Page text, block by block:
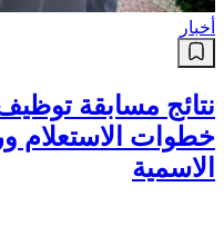
أخبار
نتائج مسابقة
خطوات الاستعلام
الاسمية